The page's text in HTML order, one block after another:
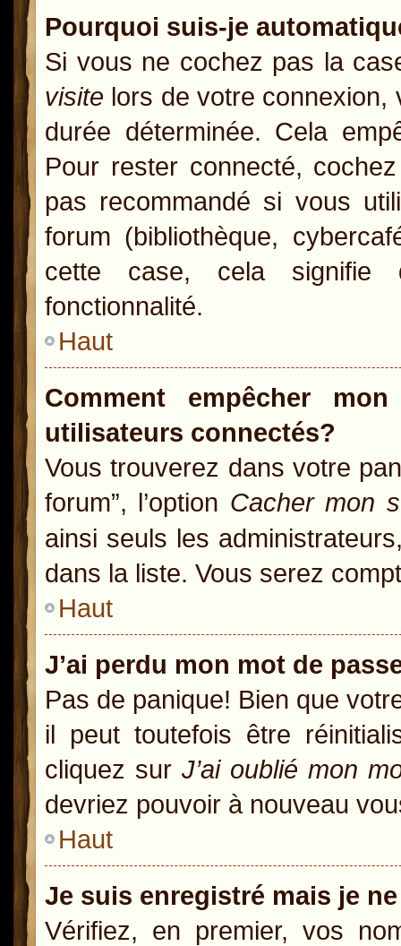
Pourquoi suis-je
Si vous ne cochez pas la
visite lors de votre connexion,
durée déterminée. Cela
Pour rester connecté,
pas recommandé si vous
forum (bibliothèque,
cette case, cela signifie
fonctionnalité.
Haut
Comment empêcher
utilisateurs connectés?
Vous trouverez dans votre
forum”, l’option Cacher mon
ainsi seuls les
dans la liste. Vous serez
Haut
J’ai perdu mon mot de
Pas de panique! Bien que
il peut toutefois être
cliquez sur J’ai oublié mon
devriez pouvoir à nouveau
Haut
Je suis enregistré mais je
Vérifiez, en premier, vos